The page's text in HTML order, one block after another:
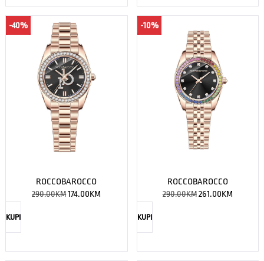
-40%
ROCCOBAROCCO
290.00KM174.00KM
KUPI
-10%
ROCCOBAROCCO
290.00KM 261.00KM
KUPI